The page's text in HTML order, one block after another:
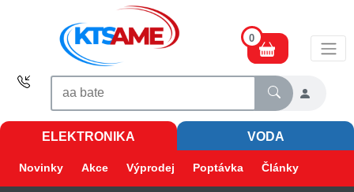
0
ELEKTRONIKA VODA
Novinky Akce Výprodej Poptávka Články